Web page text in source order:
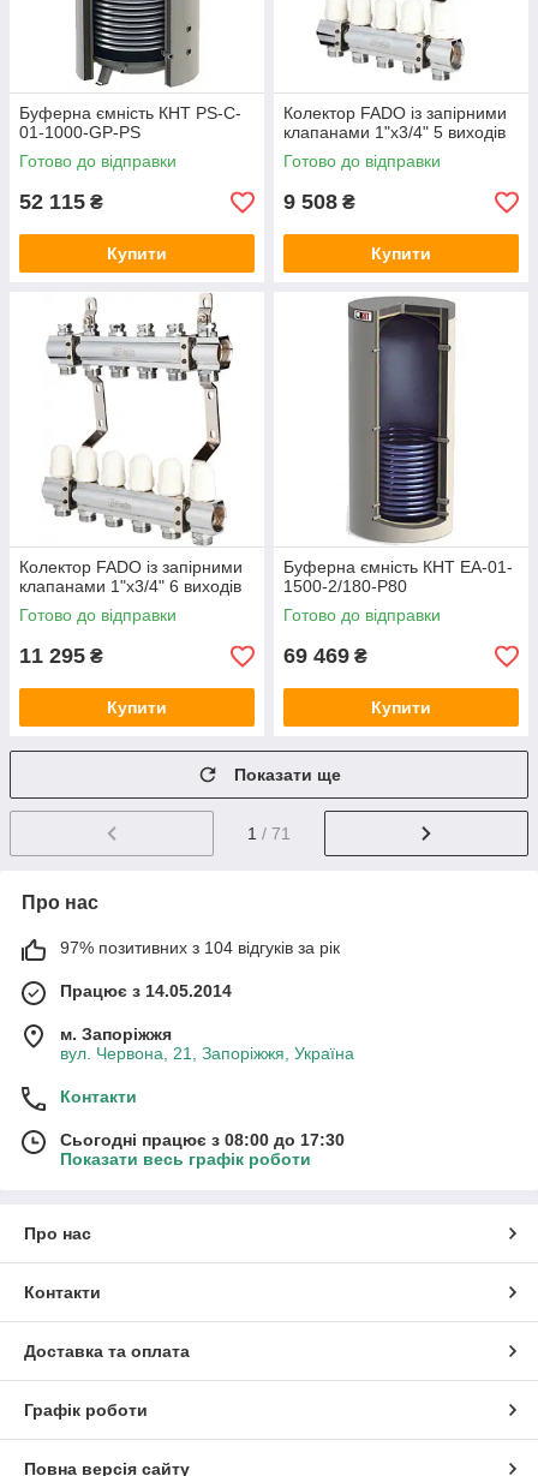
Буферна ємність КНТ PS-C-
01-1000-GP-PS
Готово до відправки
52 115 ₴
Купити
Колектор FADO із запірними
клапанами 1"х3/4" 5 виходів
Готово до відправки
9 508 ₴
Купити
Колектор FADO із запірними
клапанами 1"х3/4" 6 виходів
Готово до відправки
11 295 ₴
Купити
Буферна ємність КНТ ЕА-01-
1500-2/180-P80
Готово до відправки
69 469 ₴
Купити
Показати ще
1 / 71
Про нас
97% позитивних з 104 відгуків за рік
Працює з 14.05.2014
м. Запоріжжя
вул. Червона, 21, Запоріжжя, Україна
Контакти
Сьогодні працює з 08:00 до 17:30
Показати весь графік роботи
Про нас
Контакти
Доставка та оплата
Графік роботи
Повна версія сайту